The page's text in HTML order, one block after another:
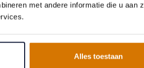
met andere informatie die u aan
Alles toestaan